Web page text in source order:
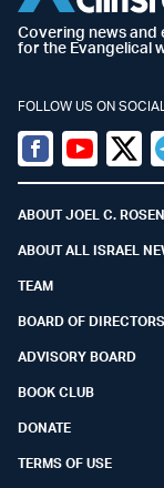
Covering news and
for the Evangelical
FOLLOW US ON
Facebook
Youtube
ABOUT JOEL C.
ABOUT ALL ISRAEL
TEAM
BOARD OF DIRECTORS
ADVISORY BOARD
BOOK CLUB
DONATE
TERMS OF USE